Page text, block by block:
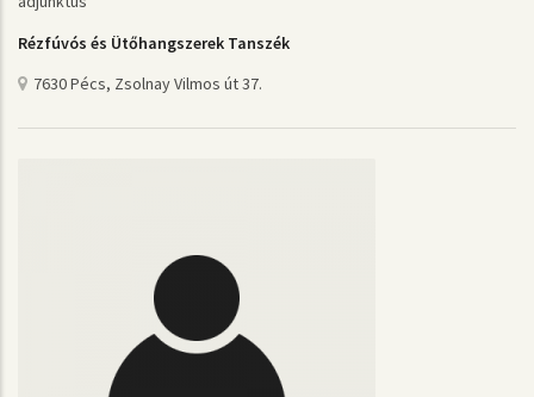
Rézfúvós és Ütőhangszerek Tanszék
7630 Pécs, Zsolnay Vilmos út 37.